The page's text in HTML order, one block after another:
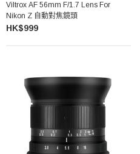
Viltrox AF 56mm F/1.7 Lens For
Nikon Z 自動對焦鏡頭
HK$999